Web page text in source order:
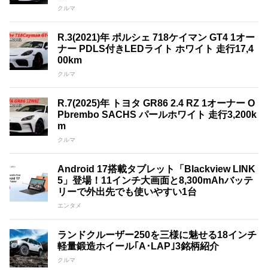
クルマ
R.3(2021)年 ポルシェ 718ケイマン GT4 1オー
ナー PDLS付きLEDライト ホワイト 走行17,4
00km
クルマ
R.7(2025)年 トヨタ GR86 2.4 RZ 1オーナー O
Pbrembo SACHS パールホワイト 走行3,200k
m
クルマ
Android 17搭載タブレット「Blackview LINK
5」登場！11インチ大画面と8,300mAhバッテ
リーで外出先でも使いやすい1台
エンタメ
ランドクルーザー250を三様に魅せる18インチ
軽量鍛造ホイール｢A･LAP｣3銘柄紹介
クルマ